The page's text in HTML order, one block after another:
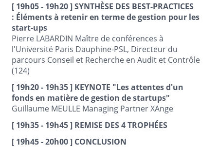
[ 19h05 - 19h20 ] SYNTHÈSE DES BEST-PRACTICES
: Éléments à retenir en terme de gestion pour les
start-ups
Pierre LABARDIN Maître de conférences à
l'Université Paris Dauphine-PSL, Directeur du
parcours Conseil et Recherche en Audit et Contrôle
(124)
[ 19h20 - 19h35 ] KEYNOTE "Les attentes d'un
fonds en matière de gestion de startups"
Guillaume MEULLE Managing Partner XAnge
[ 19h35 - 19h45 ] REMISE DES 4 TROPHÉES
[ 19h45 - 20h00 ] CONCLUSION